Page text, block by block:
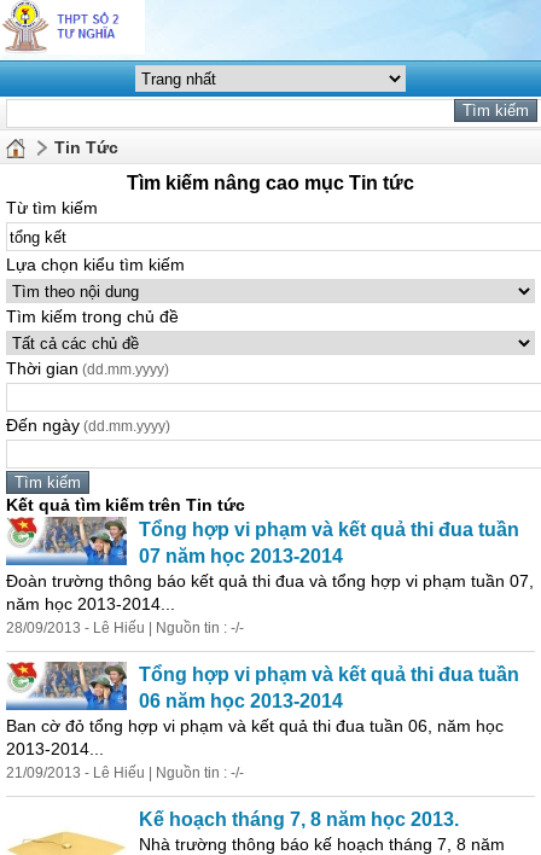
Tin Tức
Tìm kiếm nâng cao mục Tin tức
Từ tìm kiếm
Lựa chọn kiểu tìm kiếm
Tìm kiếm trong chủ đề
Thời gian (dd.mm.yyyy)
Đến ngày (dd.mm.yyyy)
Kết quả tìm kiếm trên Tin tức
Tổng hợp vi phạm và kết quả thi đua tuần
07 năm học 2013-2014
Đoàn trường thông báo kết quả thi đua và tổng hợp vi phạm tuần 07,
năm học 2013-2014...
28/09/2013 - Lê Hiếu | Nguồn tin : -/-
Tổng hợp vi phạm và kết quả thi đua tuần
06 năm học 2013-2014
Ban cờ đỏ tổng hợp vi phạm và kết quả thi đua tuần 06, năm học
2013-2014...
21/09/2013 - Lê Hiếu | Nguồn tin : -/-
Kế hoạch tháng 7, 8 năm học 2013.
Nhà trường thông báo kế hoạch tháng 7, 8 năm